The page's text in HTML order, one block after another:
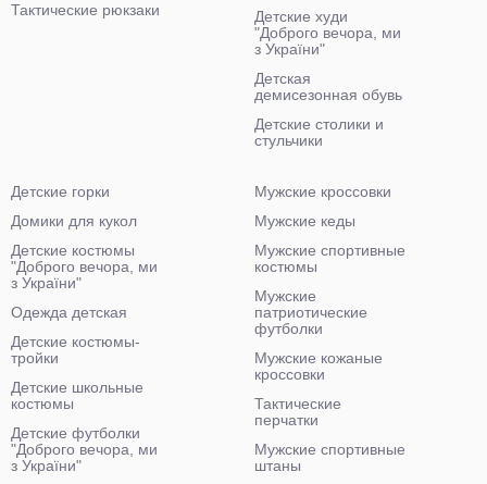
Тактические рюкзаки
Детские худи
"Доброго вечора, ми
з України"
Детская
демисезонная обувь
Детские столики и
стульчики
Детские горки
Домики для кукол
Детские костюмы
"Доброго вечора, ми
з України"
Одежда детская
Детские костюмы-
тройки
Детские школьные
костюмы
Детские футболки
"Доброго вечора, ми
з України"
Мужские кроссовки
Мужские кеды
Мужские спортивные
костюмы
Мужские
патриотические
футболки
Мужские кожаные
кроссовки
Тактические
перчатки
Мужские спортивные
штаны